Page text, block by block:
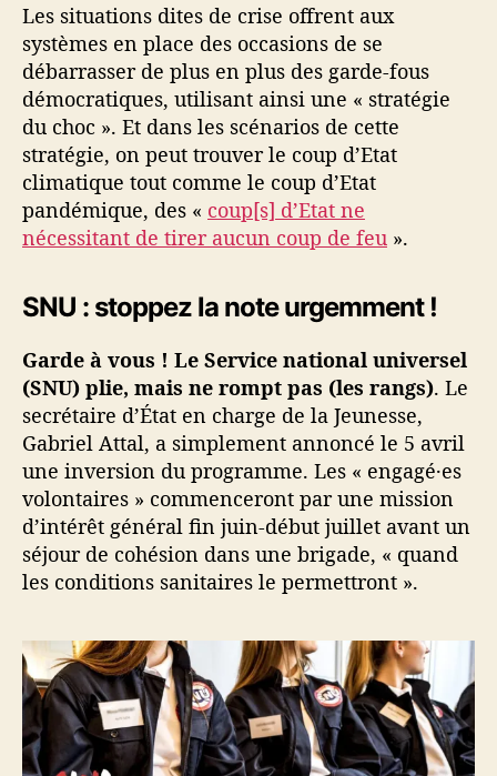
Les situations dites de crise offrent aux
systèmes en place des occasions de se
débarrasser de plus en plus des garde-fous
démocratiques, utilisant ainsi une « stratégie
du choc ». Et dans les scénarios de cette
stratégie, on peut trouver le coup d’Etat
climatique tout comme le coup d’Etat
pandémique, des « coup[s] d’Etat ne
nécessitant de tirer aucun coup de feu ».
SNU : stoppez la note urgemment !
Garde à vous ! Le Service national universel
(SNU) plie, mais ne rompt pas (les rangs). Le
secrétaire d’État en charge de la Jeunesse,
Gabriel Attal, a simplement annoncé le 5 avril
une inversion du programme. Les « engagé·es
volontaires » commenceront par une mission
d’intérêt général fin juin-début juillet avant un
séjour de cohésion dans une brigade, « quand
les conditions sanitaires le permettront ».